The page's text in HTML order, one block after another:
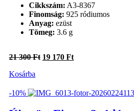
Cikkszám: A3-8367
Finomság: 925 ródiumos
Anyag: ezüst
Tömeg: 3.6 g
21 300Ft Original
300 Ft.
19 170 FtCurrent
170 Ft.
Kosárba
-10%